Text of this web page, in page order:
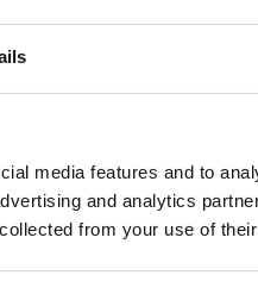
media features and to
and analytics
from your use of
SOUVENIRS